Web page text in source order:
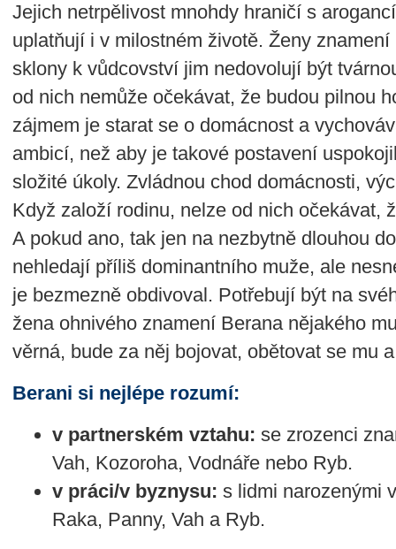
Jejich netrpělivost mnohdy hraničí s
uplatňují i v milostném životě. Ženy
sklony k vůdcovství jim nedovolují být
od nich nemůže očekávat, že budou pilnou
zájmem je starat se o domácnost a
ambicí, než aby je takové postavení
složité úkoly. Zvládnou chod domácnosti,
Když založí rodinu, nelze od nich očekávat,
A pokud ano, tak jen na nezbytně dlouhou
nehledají příliš dominantního muže, ale
je bezmezně obdivoval. Potřebují být na
žena ohnivého znamení Berana nějakého
věrná, bude za něj bojovat, obětovat se mu
Berani si nejlépe rozumí:
v partnerském vztahu: se zrozenci
Vah, Kozoroha, Vodnáře nebo Ryb.
v práci/v byznysu: s lidmi narozenými
Raka, Panny, Vah a Ryb.